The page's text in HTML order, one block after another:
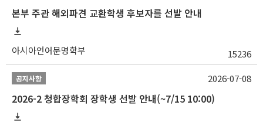
본부 주관 해외파견 교환학생 후보자를 선발 안내
아시아언어문명학부 15236
공지사항
2026-2 청합장학회 장학생 선발 안내(~7/15 10:00)
2026-07-08